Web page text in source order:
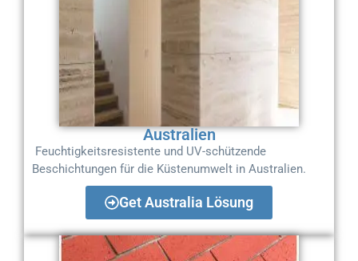
Australien
Feuchtigkeitsresistente und UV-schützende
Beschichtungen für die Küstenumwelt in Australien.
Get Australia Lösung